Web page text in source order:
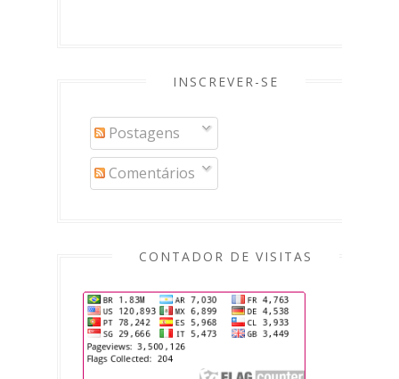
INSCREVER-SE
Postagens
Comentários
CONTADOR DE VISITAS